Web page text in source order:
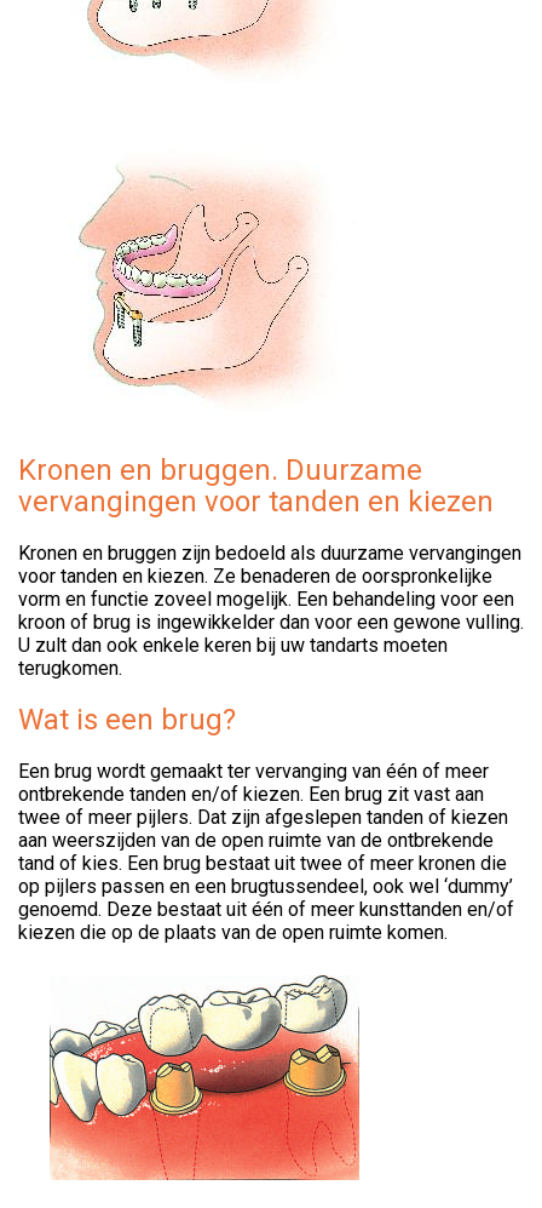
Kronen en bruggen. Duurzame
vervangingen voor tanden en kiezen
Kronen en bruggen zijn bedoeld als duurzame vervangingen
voor tanden en kiezen. Ze benaderen de oorspronkelijke
vorm en functie zoveel mogelijk. Een behandeling voor een
kroon of brug is ingewikkelder dan voor een gewone vulling.
U zult dan ook enkele keren bij uw tandarts moeten
terugkomen.
Wat is een brug?
Een brug wordt gemaakt ter vervanging van één of meer
ontbrekende tanden en/of kiezen. Een brug zit vast aan
twee of meer pijlers. Dat zijn afgeslepen tanden of kiezen
aan weerszijden van de open ruimte van de ontbrekende
tand of kies. Een brug bestaat uit twee of meer kronen die
op pijlers passen en een brugtussendeel, ook wel ‘dummy’
genoemd. Deze bestaat uit één of meer kunsttanden en/of
kiezen die op de plaats van de open ruimte komen.